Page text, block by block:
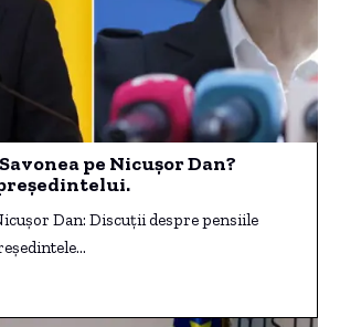
pe Nicușor Dan?
Dan: Discuții despre pensiile